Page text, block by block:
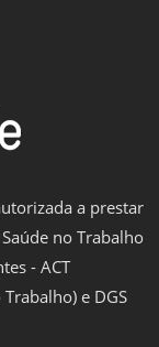
a prestar
no Trabalho
- ACT
e DGS